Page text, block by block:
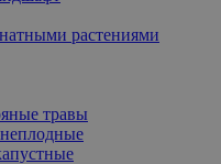
растениями
травы